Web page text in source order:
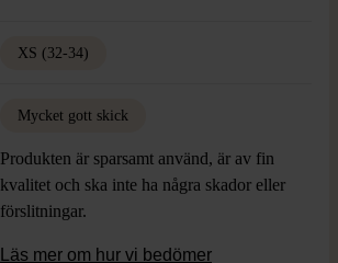
XS (32-34)
Mycket gott skick
Produkten är sparsamt använd, är av fin
kvalitet och ska inte ha några skador eller
förslitningar.
Läs mer om hur vi bedömer